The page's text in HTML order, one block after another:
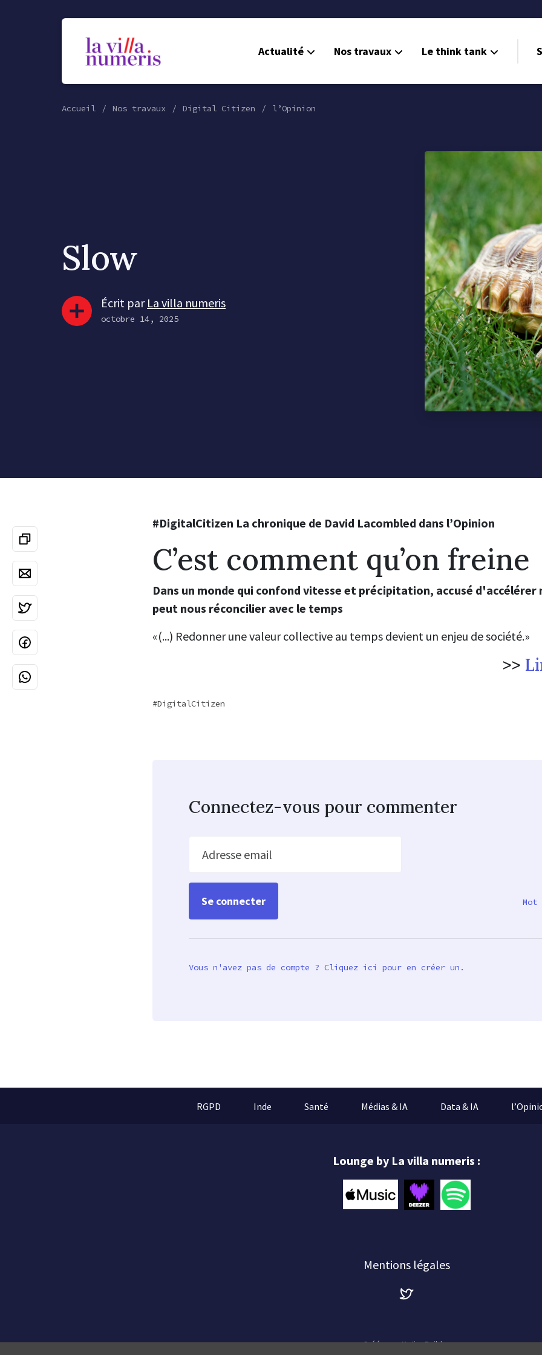
Actualité Nos travaux Le think tank
Accueil Nos travaux Digital Citizen l’Opinion
Slow
Écrit par La villa numeris
octobre 14, 2025
#DigitalCitizen La chronique de David Lacombled dans l’Opinion
C’est comment qu’on freine
Dans un monde qui confond vitesse et précipitation, accusé d'accélérer
peut nous réconcilier avec le temps
«(...) Redonner une valeur collective au temps devient un enjeu de société.»
>>
DigitalCitizen
Connectez-vous pour commenter
Adresse email
Mot
Vous n'avez pas de compte ? Cliquez ici pour en créer un.
RGPD Inde Santé Médias & IA Data & IA
Lounge by La villa numeris :
Mentions légales
Créé avecNationBuilder